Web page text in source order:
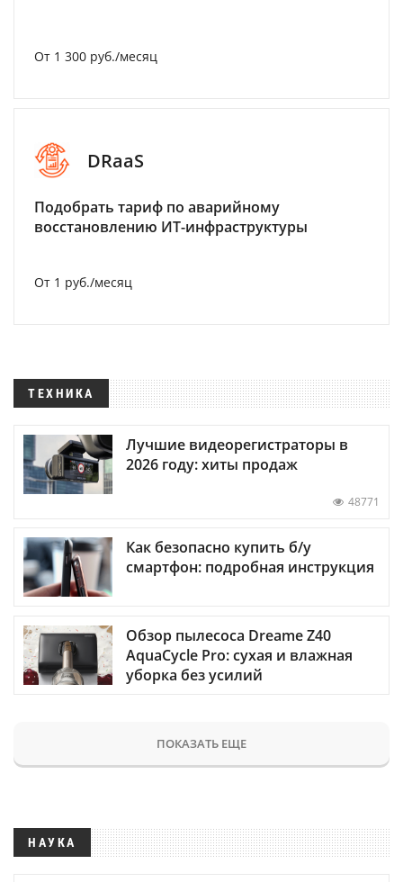
От 1 300 руб./месяц
DRaaS
Подобрать тариф по аварийному
восстановлению ИТ-инфраструктуры
От 1 руб./месяц
ТЕХНИКА
Лучшие видеорегистраторы в
2026 году: хиты продаж
48771
Как безопасно купить б/у
смартфон: подробная инструкция
Обзор пылесоса Dreame Z40
AquaCycle Pro: сухая и влажная
уборка без усилий
ПОКАЗАТЬ ЕЩЕ
НАУКА